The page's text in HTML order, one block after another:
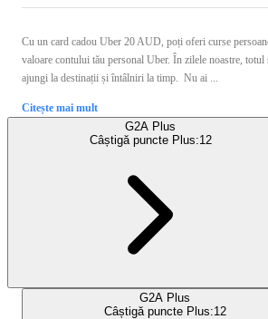
Cu un card cadou Uber 20 AUD, poți oferi curse
valoare contului tău personal Uber. În zilele noastre, totul
ajungi la destinații și întâlniri la timp. Nu ai ...
Citește mai mult
G2A Plus
Câștigă puncte Plus:12
G2A Plus
Câștigă puncte Plus:12